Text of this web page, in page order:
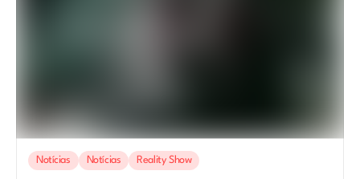
Notícias Notícias Reality Show